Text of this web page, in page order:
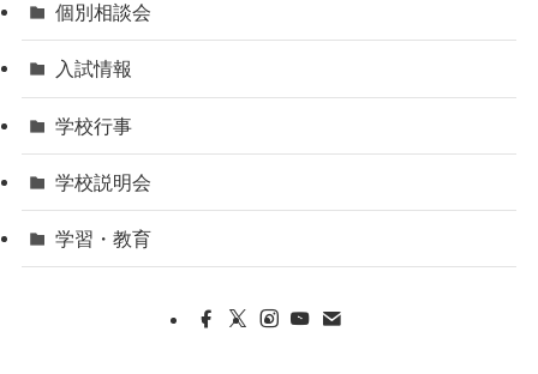
個別相談会
入試情報
学校行事
学校説明会
学習・教育